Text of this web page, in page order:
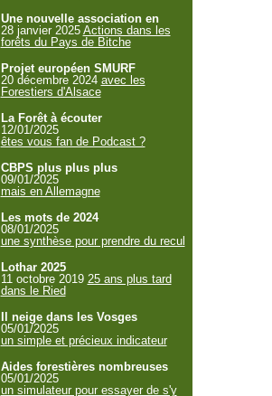
Une nouvelle association en
28 janvier 2025 Actions dans les
forêts du Pays de Bitche
Projet européen SMURF
20 décembre 2024 avec les
Forestiers d'Alsace
La Forêt à écouter
12/01/2025
êtes vous fan de Podcast ?
CBPS plus plus plus
09/01/2025
mais en Allemagne
Les mots de 2024
08/01/2025
une synthèse pour prendre du recul
Lothar 2025
11 octobre 2019 25 ans plus tard
dans le Ried
Il neige dans les Vosges
05/01/2025
un simple et précieux indicateur
Aides forestières nombreuses
05/01/2025
un simulateur pour essayer de s'y